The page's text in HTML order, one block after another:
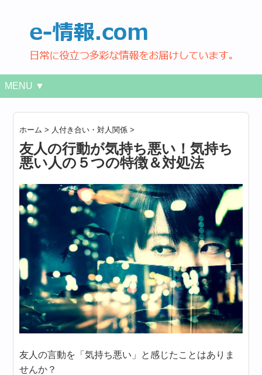
MENU ▼
ホーム > 人付き合い・対人関係 >
友人の行動が気持ち悪い！気持ち
悪い人の５つの特徴＆対処法
友人の言動を「気持ち悪い」と感じたことはありま
せんか？